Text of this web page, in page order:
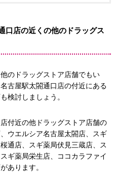
口店の近くの他のドラッグス
のドラッグストア店舗でもい
古屋駅太閤通口店の付近にある
検討しましょう。
付近の他ドラッグストア店舗の
ウエルシア名古屋太閤店、スギ
通店、スギ薬局伏見三蔵店、ス
ギ薬局栄生店、ココカラファイ
あります。
スギ薬局